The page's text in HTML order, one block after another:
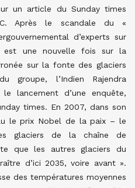
un article du Sunday times
Après le scandale du «
d’experts sur
est une nouvelle fois sur la
sur la fonte des glaciers
groupe, l’Indien Rajendra
lancement d’une enquête,
times. En 2007, dans son
le prix Nobel de la paix – le
glaciers de la chaîne de
que les autres glaciers du
d’ici 2035, voire avant ».
des températures moyennes